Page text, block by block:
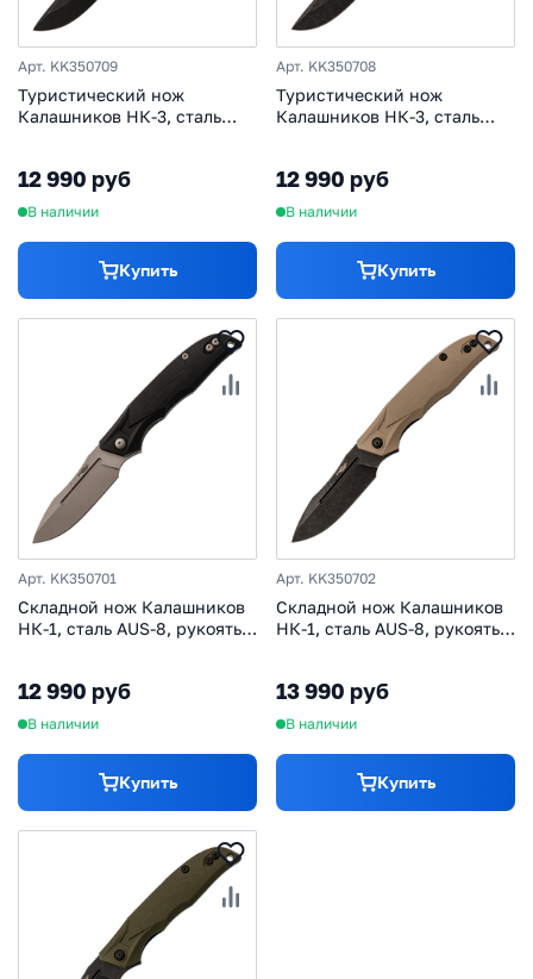
Арт. KK350709
Туристический нож
Калашников НК-3, сталь
12 990 руб
В наличии
Купить
Арт. KK350708
Туристический нож
Калашников НК-3, сталь
12 990 руб
В наличии
Купить
Арт. KK350701
Складной нож Калашников
НК-1, сталь AUS-8, рукоять
12 990 руб
В наличии
Купить
Арт. KK350702
Складной нож Калашников
НК-1, сталь AUS-8, рукоять
13 990 руб
В наличии
Купить